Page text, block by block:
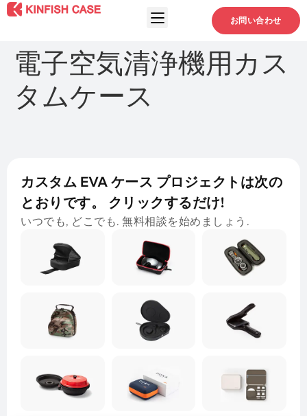
お問い合わせ
電子空気清浄機用カス
タムケース
カスタム EVA ケース プロジェクトは次の
とおりです。 クリックするだけ!
いつでも, どこでも. 無料相談を始めましょう.